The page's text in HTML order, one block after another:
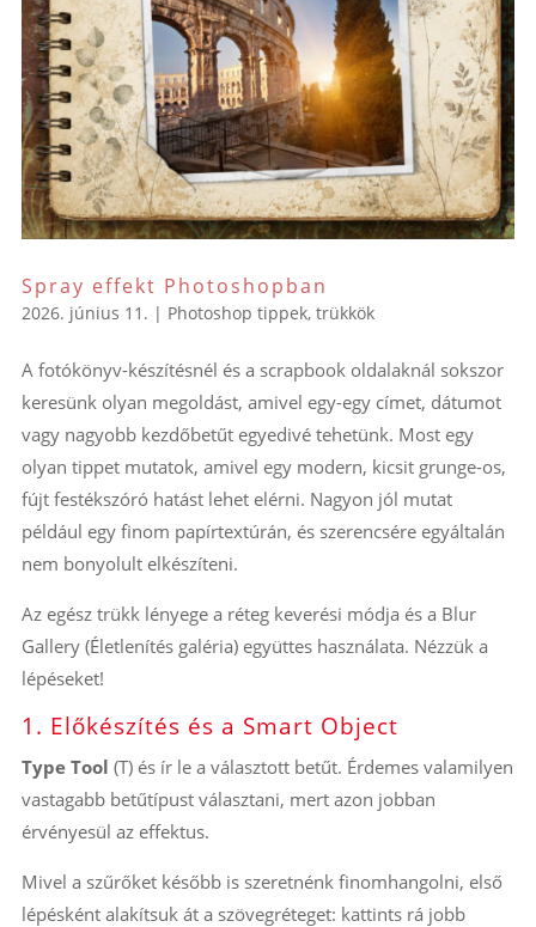
Spray effekt Photoshopban
2026. június 11. | Photoshop tippek, trükkök
A fotókönyv-készítésnél és a scrapbook oldalaknál sokszor
keresünk olyan megoldást, amivel egy-egy címet, dátumot
vagy nagyobb kezdőbetűt egyedivé tehetünk. Most egy
olyan tippet mutatok, amivel egy modern, kicsit grunge-os,
fújt festékszóró hatást lehet elérni. Nagyon jól mutat
például egy finom papírtextúrán, és szerencsére egyáltalán
nem bonyolult elkészíteni.
Az egész trükk lényege a réteg keverési módja és a Blur
Gallery (Életlenítés galéria) együttes használata. Nézzük a
lépéseket!
1. Előkészítés és a Smart Object
Type Tool (T) és ír le a választott betűt. Érdemes valamilyen
vastagabb betűtípust választani, mert azon jobban
érvényesül az effektus.
Mivel a szűrőket később is szeretnénk finomhangolni, első
lépésként alakítsuk át a szövegréteget: kattints rá jobb